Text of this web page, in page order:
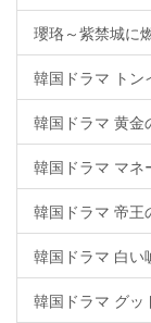
瓔珞～紫禁城に
韓国ドラマ トン
韓国ドラマ 黄金
韓国ドラマ マネ
韓国ドラマ 帝王
韓国ドラマ 白い
韓国ドラマ グッ